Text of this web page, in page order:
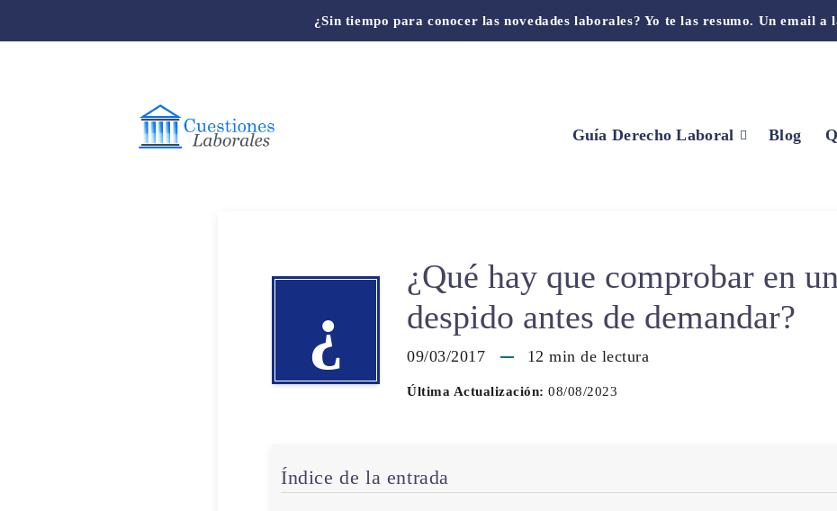
¿Sin tiempo para conocer las novedades laborales? Yo te las resumo. Un email a
Guía Derecho Laboral Blog
¿
¿Qué hay que comprobar en un
despido antes de demandar?
09/03/2017 12 min de lectura
Última Actualización: 08/08/2023
Índice de la entrada